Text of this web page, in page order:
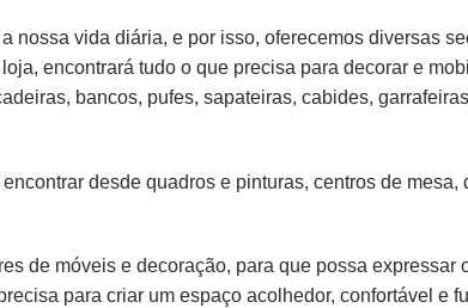
nossa vida diária, e por isso, oferecemos diversas
encontrará tudo o que precisa para decorar e
, bancos, pufes, sapateiras, cabides, garrafeiras
desde quadros e pinturas, centros de mesa,
de móveis e decoração, para que possa
para criar um espaço acolhedor, confortável e